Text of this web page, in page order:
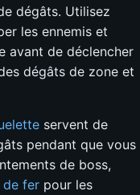
dégâts. Utilisez
les ennemis et
avant de déclencher
dégâts de zone et
servent de
pendant que vous
de boss,
de fer pour les